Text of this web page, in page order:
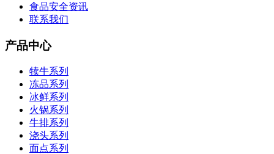
食品安全资讯
联系我们
产品中心
犊牛系列
冻品系列
冰鲜系列
火锅系列
牛排系列
浇头系列
面点系列